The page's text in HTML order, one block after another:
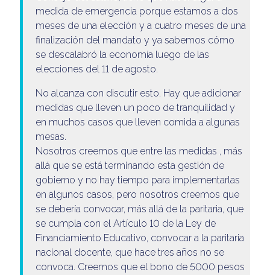
medida de emergencia porque estamos a dos
meses de una elección y a cuatro meses de una
finalización del mandato y ya sabemos cómo
se descalabró la economía luego de las
elecciones del 11 de agosto.
No alcanza con discutir esto. Hay que adicionar
medidas que lleven un poco de tranquilidad y
en muchos casos que lleven comida a algunas
mesas.
Nosotros creemos que entre las medidas , más
allá que se está terminando esta gestión de
gobierno y no hay tiempo para implementarlas
en algunos casos, pero nosotros creemos que
se debería convocar, más allá de la paritaria, que
se cumpla con el Artículo 10 de la Ley de
Financiamiento Educativo, convocar a la paritaria
nacional docente, que hace tres años no se
convoca. Creemos que el bono de 5000 pesos